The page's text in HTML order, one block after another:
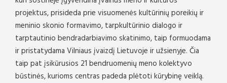
projektus, prisideda prie visuomenės kultūrinių poreikių ir
meninio skonio formavimo, tarpkultūrinio dialogo ir
tarptautinio bendradarbiavimo skatinimo, taip formuodama
ir pristatydama Vilniaus įvaizdį Lietuvoje ir užsienyje. Čia
taip pat įsikūrusios 21 bendruomenių meno kolektyvo
būstinės, kurioms centras padeda plėtoti kūrybinę veiklą.